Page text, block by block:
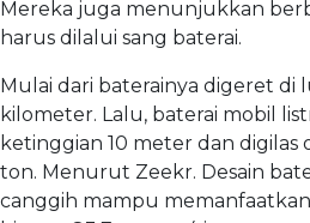
Mereka juga menunjukkan
harus dilalui sang baterai.
Mulai dari baterainya digeret di
kilometer. Lalu, baterai mobil
ketinggian 10 meter dan digilas
ton. Menurut Zeekr. Desain
canggih mampu memanfaatkan